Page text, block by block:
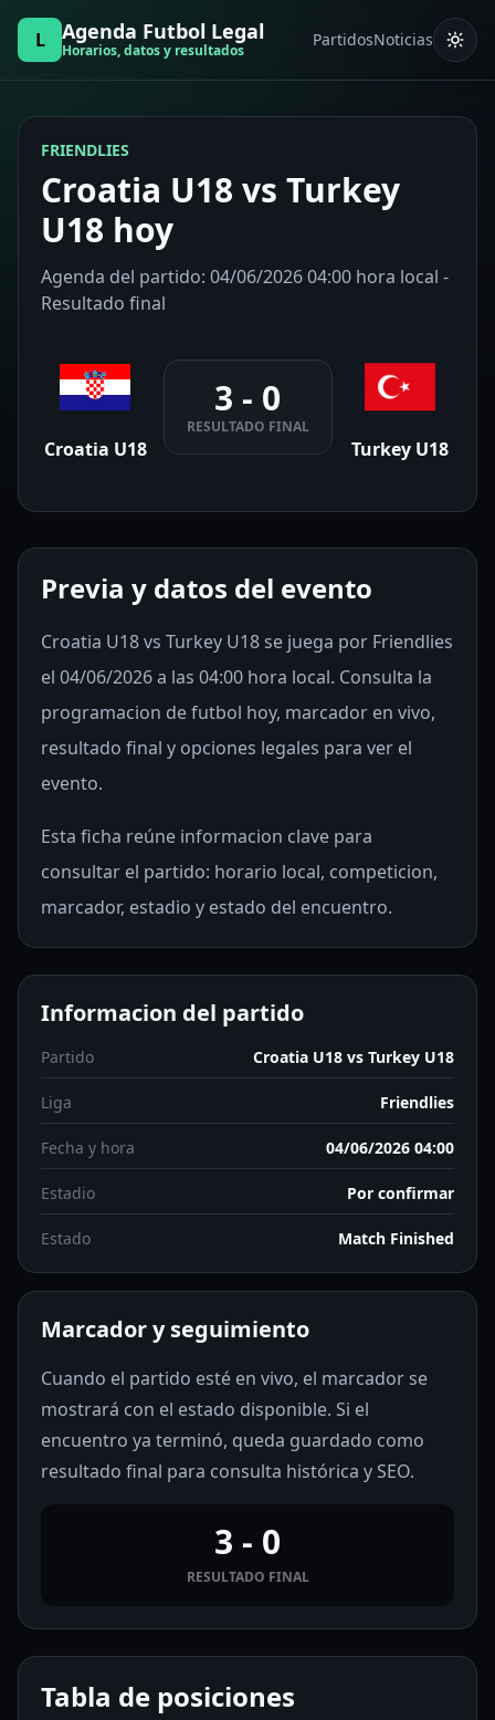
L Agenda Futbol Legal
Horarios, datos y resultados
PartidosNoticias
FRIENDLIES
Croatia U18 vs Turkey
U18 hoy
Agenda del partido: 04/06/2026 04:00 hora local -
Resultado final
Croatia U18
3 - 0
RESULTADO FINAL
Turkey U18
Previa y datos del evento
Croatia U18 vs Turkey U18 se juega por Friendlies
el 04/06/2026 a las 04:00 hora local. Consulta la
programacion de futbol hoy, marcador en vivo,
resultado final y opciones legales para ver el
evento.
Esta ficha reúne informacion clave para
consultar el partido: horario local, competicion,
marcador, estadio y estado del encuentro.
Informacion del partido
Partido Croatia U18 vs Turkey U18
Liga Friendlies
Fecha y hora 04/06/2026 04:00
Estadio Por confirmar
Estado Match Finished
Marcador y seguimiento
Cuando el partido esté en vivo, el marcador se
mostrará con el estado disponible. Si el
encuentro ya terminó, queda guardado como
resultado final para consulta histórica y SEO.
3 - 0
RESULTADO FINAL
Tabla de posiciones